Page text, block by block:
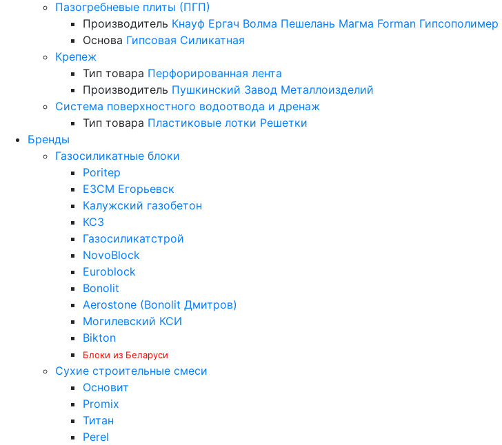
Пазогребневые плиты (ПГП)
Производитель Кнауф Ергач Волма Пешелань Магма Forman Гипсополимер
Основа Гипсовая Силикатная
Крепеж
Тип товара Перфорированная лента
Производитель Пушкинский Завод Металлоизделий
Система поверхностного водоотвода и дренаж
Тип товара Пластиковые лотки Решетки
Бренды
Газосиликатные блоки
Poritep
ЕЗСМ Егорьевск
Калужский газобетон
КСЗ
Газосиликатстрой
NovoBlock
Euroblock
Bonolit
Aerostone (Bonolit Дмитров)
Могилевский КСИ
Bikton
Блоки из Беларуси
Сухие строительные смеси
Основит
Promix
Титан
Perel